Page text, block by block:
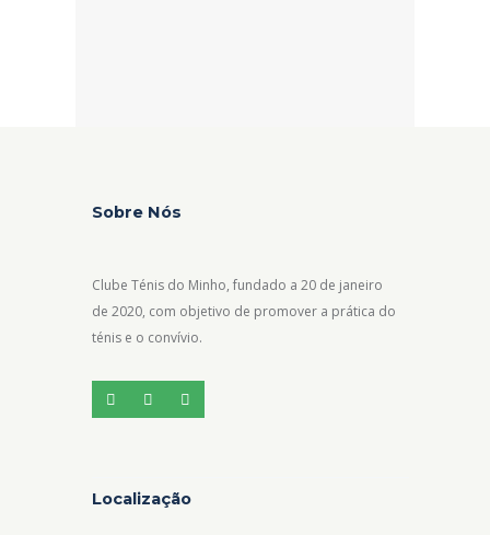
Sobre Nós
Clube Ténis do Minho, fundado a 20 de janeiro
de 2020, com objetivo de promover a prática do
ténis e o convívio.
Localização